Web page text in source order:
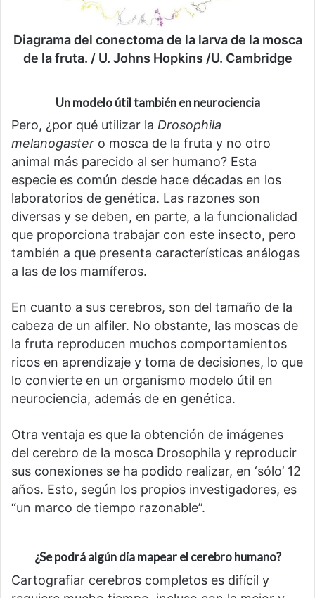
Diagrama del conectoma de la larva de la mosca
de la fruta. / U. Johns Hopkins /U. Cambridge
Un modelo útil también en neurociencia
Pero, ¿por qué utilizar la Drosophila
melanogaster o mosca de la fruta y no otro
animal más parecido al ser humano? Esta
especie es común desde hace décadas en los
laboratorios de genética. Las razones son
diversas y se deben, en parte, a la funcionalidad
que proporciona trabajar con este insecto, pero
también a que presenta características análogas
a las de los mamíferos.
En cuanto a sus cerebros, son del tamaño de la
cabeza de un alfiler. No obstante, las moscas de
la fruta reproducen muchos comportamientos
ricos en aprendizaje y toma de decisiones, lo que
lo convierte en un organismo modelo útil en
neurociencia, además de en genética.
Otra ventaja es que la obtención de imágenes
del cerebro de la mosca Drosophila y reproducir
sus conexiones se ha podido realizar, en ‘sólo’ 12
años. Esto, según los propios investigadores, es
“un marco de tiempo razonable”.
¿Se podrá algún día mapear el cerebro humano?
Cartografiar cerebros completos es difícil y